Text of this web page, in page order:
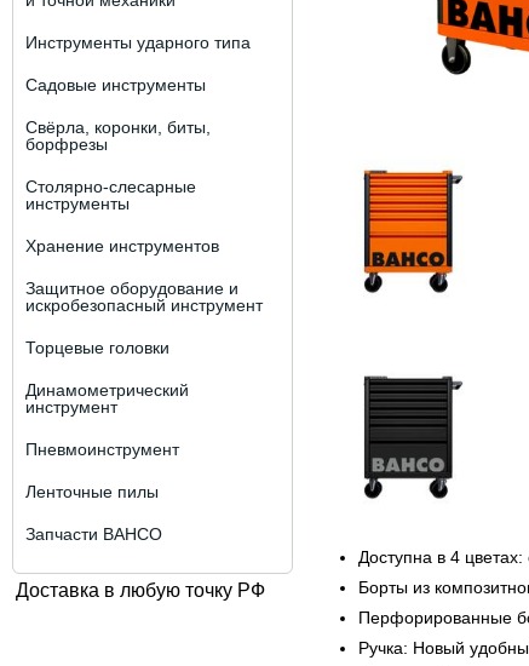
Инструменты ударного типа
Садовые инструменты
Свёрла, коронки, биты,
борфрезы
Столярно-слесарные
инструменты
Хранение инструментов
Защитное оборудование и
искробезопасный инструмент
Торцевые головки
Динамометрический
инструмент
Пневмоинструмент
Ленточные пилы
Запчасти BAHCO
Доставка в любую точку РФ
Доступна в 4
Борты из
Перфорированные
Ручка: Новый